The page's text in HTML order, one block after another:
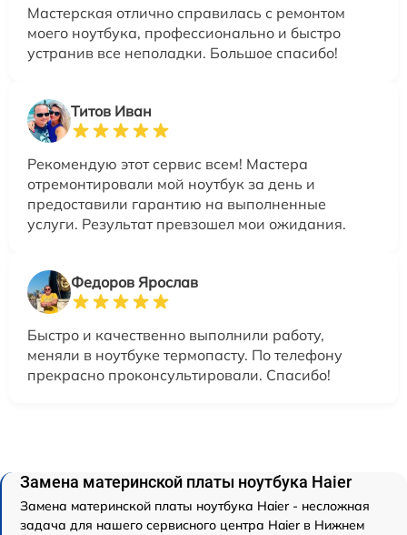
Мастерская отлично справилась с ремонтом
моего ноутбука, профессионально и быстро
устранив все неполадки. Большое спасибо!
Титов Иван
Рекомендую этот сервис всем! Мастера
отремонтировали мой ноутбук за день и
предоставили гарантию на выполненные
услуги. Результат превзошел мои ожидания.
Федоров Ярослав
Быстро и качественно выполнили работу,
меняли в ноутбуке термопасту. По телефону
прекрасно проконсультировали. Спасибо!
Замена материнской платы ноутбука Haier
Замена материнской платы ноутбука Haier - несложная
задача для нашего сервисного центра Haier в Нижнем